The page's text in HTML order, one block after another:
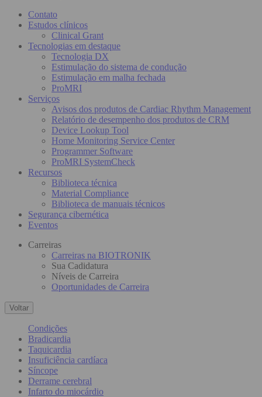
Contato
Estudos clínicos
Clinical Grant
Tecnologias em destaque
Tecnologia DX
Estimulação do sistema de condução
Estimulação em malha fechada
ProMRI
Serviços
Avisos dos produtos de Cardiac Rhythm Management
Relatório de desempenho dos produtos de CRM
Device Lookup Tool
Home Monitoring Service Center
Programmer Software
ProMRI SystemCheck
Recursos
Biblioteca técnica
Material Compliance
Biblioteca de manuais técnicos
Segurança cibernética
Eventos
Carreiras
Carreiras na BIOTRONIK
Sua Cadidatura
Níveis de Carreira
Oportunidades de Carreira
Voltar
Condições
Bradicardia
Taquicardia
Insuficiência cardíaca
Síncope
Derrame cerebral
Infarto do miocárdio